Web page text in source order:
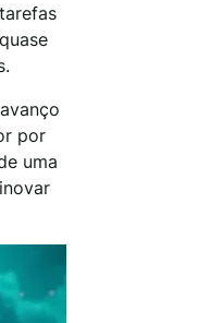
por
uma